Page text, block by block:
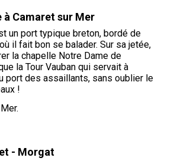
à Camaret sur Mer
un port typique breton, bordé de
il fait bon se balader. Sur sa jetée,
la chapelle Notre Dame de
la Tour Vauban qui servait à
port des assaillants, sans oublier le
!
- Morgat